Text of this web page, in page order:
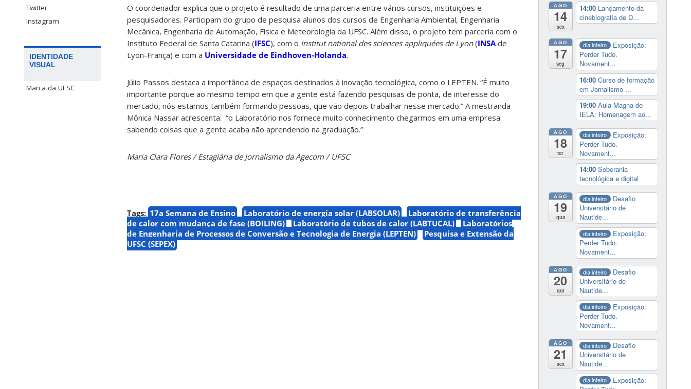
Twitter
Instagram
IDENTIDADE
VISUAL
Marca da UFSC
O coordenador explica que o projeto é resultado de uma parceria entre vários cursos, instituições e
pesquisadores. Participam do grupo de pesquisa alunos dos cursos de Engenharia Ambiental, Engenharia
Mecânica, Engenharia de Automação, Física e Meteorologia da UFSC. Além disso, o projeto tem parceria com o
Instituto Federal de Santa Catarina (IFSC), com o Institut national des sciences appliquées de Lyon(INSAde
Lyon-França) e com a Universidade de Eindhoven-Holanda.
Júlio Passos destaca a importância de espaços destinados à inovação tecnológica, como o LEPTEN. “É muito
importante porque ao mesmo tempo em que a gente está fazendo pesquisas de ponta, de interesse do
mercado, nós estamos também formando pessoas, que vão depois trabalhar nesse mercado.” A mestranda
Mônica Nassar acrescenta: “o Laboratório nos fornece muito conhecimento chegarmos em uma empresa
sabendo coisas que a gente acaba não aprendendo na graduação.”
Maria Clara Flores / Estagiária de Jornalismo da Agecom / UFSC
Tags: 17a Semana de Ensino Laboratório de energia solar (LABSOLAR)
Laboratório de transferência
de calor com mudança de fase (BOILING)
Laboratório de tubos de calor (LABTUCAL)
Laboratórios
de Engenharia de Processos de Conversão e Tecnologia de Energia (LEPTEN)
Pesquisa e Extensão da
UFSC (SEPEX)
AGO
14
sex
14:00 Lançamento da
cinebiografia de D...
AGO
17
seg
dia inteiro
Exposição:
Perder Tudo.
Novament...
16:00 Curso de formação
em Jornalismo ...
19:00 Aula Magna do
IELA: Homenagem ao...
AGO
18
ter
dia inteiro
Exposição:
Perder Tudo.
Novament...
14:00 Soberania
tecnológica e digital
AGO
19
qua
dia inteiro
Desafio
Universitário de
Nautide...
dia inteiro
Exposição:
Perder Tudo.
Novament...
AGO
20
qui
dia inteiro
Desafio
Universitário de
Nautide...
dia inteiro
Exposição:
Perder Tudo.
Novament...
AGO
21
sex
dia inteiro
Desafio
Universitário de
Nautide...
dia inteiro
Exposição: